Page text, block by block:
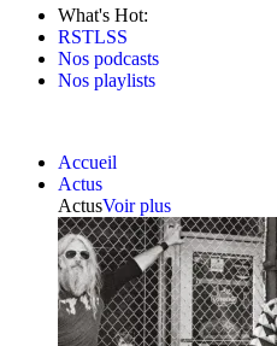
What's Hot:
RSTLSS
Nos podcasts
Nos playlists
Accueil
Actus
ActusVoir plus